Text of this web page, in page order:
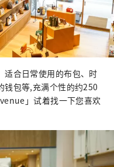
适合日常使用的布包、时
钱包等,充满个性的约250
」试着找一下您喜欢